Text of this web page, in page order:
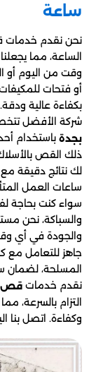
ساعة
نحن نقدم خدمات
الساعة، مما
وقت من اليوم أو
أو فتحات
بكفاءة عالية ودقة.
شركة الأفضل
بجدة باستخدام
ذلك القص
لك نتائج دقيقة مع
ساعات العمل
سواء كنت بحاجة
والسباكة، نحن
والجودة في أي
جاهز للتعامل مع
المسلحة، لضمان
نقدم خدمات قص
التزام بالسرعة،
وكفاءة. اتصل بنا